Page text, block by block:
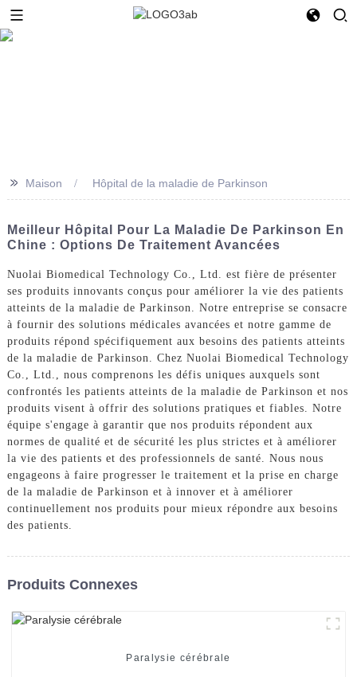
>> Maison Hôpital de la maladie de Parkinson
Meilleur Hôpital Pour La Maladie De Parkinson En
Chine : Options De Traitement Avancées
Nuolai Biomedical Technology Co., Ltd. est fière de présenter
ses produits innovants conçus pour améliorer la vie des patients
atteints de la maladie de Parkinson. Notre entreprise se consacre
à fournir des solutions médicales avancées et notre gamme de
produits répond spécifiquement aux besoins des patients atteints
de la maladie de Parkinson. Chez Nuolai Biomedical Technology
Co., Ltd., nous comprenons les défis uniques auxquels sont
confrontés les patients atteints de la maladie de Parkinson et nos
produits visent à offrir des solutions pratiques et fiables. Notre
équipe s'engage à garantir que nos produits répondent aux
normes de qualité et de sécurité les plus strictes et à améliorer
la vie des patients et des professionnels de santé. Nous nous
engageons à faire progresser le traitement et la prise en charge
de la maladie de Parkinson et à innover et à améliorer
continuellement nos produits pour mieux répondre aux besoins
des patients.
Produits Connexes
Paralysie cérébrale